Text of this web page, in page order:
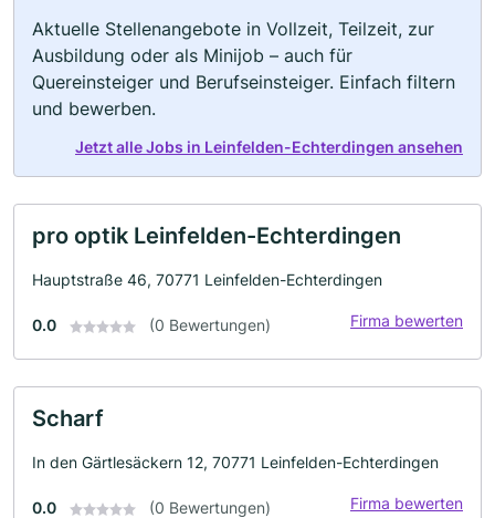
Aktuelle Stellenangebote in Vollzeit, Teilzeit, zur
Ausbildung oder als Minijob – auch für
Quereinsteiger und Berufseinsteiger. Einfach filtern
und bewerben.
Jetzt alle Jobs in Leinfelden-Echterdingen ansehen
pro optik Leinfelden-Echterdingen
Hauptstraße 46, 70771 Leinfelden-Echterdingen
0.0 (0 Bewertungen) Firma bewerten
Scharf
In den Gärtlesäckern 12, 70771 Leinfelden-Echterdingen
0.0 (0 Bewertungen) Firma bewerten